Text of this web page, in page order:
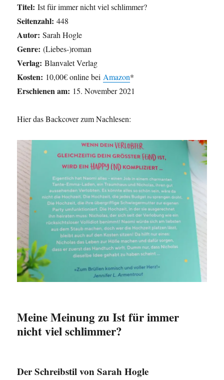
Titel: Ist für immer nicht viel schlimmer?
Seitenzahl: 448
Autor: Sarah Hogle
Genre: (Liebes-)roman
Verlag: Blanvalet Verlag
Kosten: 10,00€ online bei Amazon*
Erschienen am: 15. November 2021
Hier das Backcover zum Nachlesen:
Meine Meinung zu Ist für immer
nicht viel schlimmer?
Der Schreibstil von Sarah Hogle